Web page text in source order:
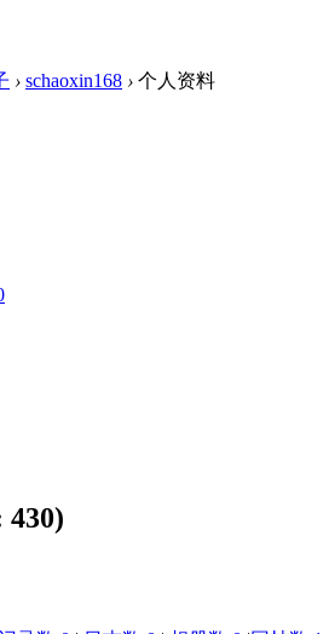
› schaoxin168 › 个人资料
430)